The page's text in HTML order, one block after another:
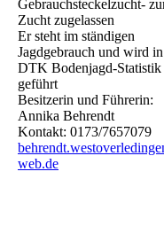
Gebrauchsteckelzucht-
Zucht zugelassen
Er steht im ständigen
Jagdgebrauch und wird
DTK Bodenjagd-Statistik
geführt
Besitzerin und Führerin:
Annika Behrendt
Kontakt: 0173/7657079
web.de